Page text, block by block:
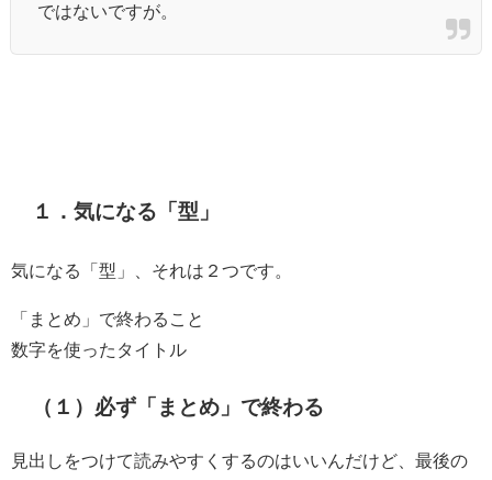
ではないですが。
１．気になる「型」
気になる「型」、それは２つです。
「まとめ」で終わること
数字を使ったタイトル
（１）必ず「まとめ」で終わる
見出しをつけて読みやすくするのはいいんだけど、最後の